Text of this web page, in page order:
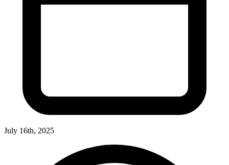
July 16th, 2025